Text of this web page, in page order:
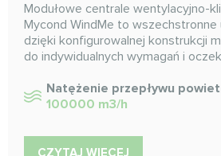
Modułowe centrale wentylacyjno-
Mycond WindMe to wszechstronne
dzięki konfigurowalnej konstrukcji
do indywidualnych wymagań i
Natężenie przepływu
100000 m3/h
CZYTAJ WIĘCEJ